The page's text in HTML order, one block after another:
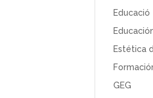
Educació
Estética
GEG